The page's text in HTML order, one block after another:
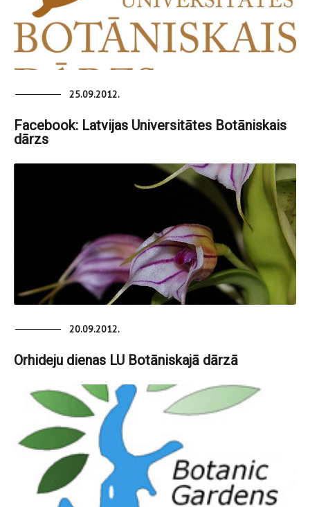
25.09.2012.
Facebook: Latvijas Universitātes Botāniskais
dārzs
20.09.2012.
Orhideju dienas LU Botāniskajā dārzā